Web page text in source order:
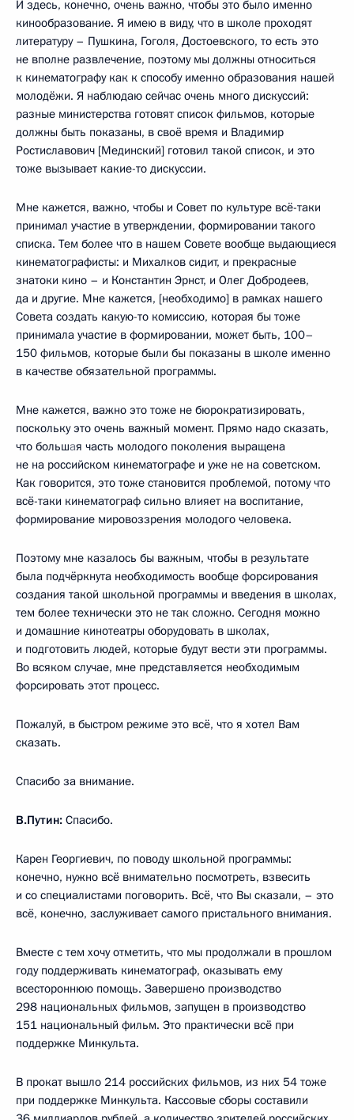
И здесь, конечно, очень важно, чтобы это было именно
кинообразование. Я имею в виду, что в школе проходят
литературу – Пушкина, Гоголя, Достоевского, то есть это
не вполне развлечение, поэтому мы должны относиться
к кинематографу как к способу именно образования нашей
молодёжи. Я наблюдаю сейчас очень много дискуссий:
разные министерства готовят список фильмов, которые
должны быть показаны, в своё время и Владимир
Ростиславович [Мединский] готовил такой список, и это
тоже вызывает какие-то дискуссии.
Мне кажется, важно, чтобы и Совет по культуре всё-таки
принимал участие в утверждении, формировании такого
списка. Тем более что в нашем Совете вообще выдающиеся
кинематографисты: и Михалков сидит, и прекрасные
знатоки кино – и Константин Эрнст, и Олег Добродеев,
да и другие. Мне кажется, [необходимо] в рамках нашего
Совета создать какую-то комиссию, которая бы тоже
принимала участие в формировании, может быть, 100–
150 фильмов, которые были бы показаны в школе именно
в качестве обязательной программы.
Мне кажется, важно это тоже не бюрократизировать,
поскольку это очень важный момент. Прямо надо сказать,
что большая часть молодого поколения выращена
не на российском кинематографе и уже не на советском.
Как говорится, это тоже становится проблемой, потому что
всё-таки кинематограф сильно влияет на воспитание,
формирование мировоззрения молодого человека.
Поэтому мне казалось бы важным, чтобы в результате
была подчёркнута необходимость вообще форсирования
создания такой школьной программы и введения в школах,
тем более технически это не так сложно. Сегодня можно
и домашние кинотеатры оборудовать в школах,
и подготовить людей, которые будут вести эти программы.
Во всяком случае, мне представляется необходимым
форсировать этот процесс.
Пожалуй, в быстром режиме это всё, что я хотел Вам
сказать.
Спасибо за внимание.
В.Путин: Спасибо.
Карен Георгиевич, по поводу школьной программы:
конечно, нужно всё внимательно посмотреть, взвесить
и со специалистами поговорить. Всё, что Вы сказали, – это
всё, конечно, заслуживает самого пристального внимания.
Вместе с тем хочу отметить, что мы продолжали в прошлом
году поддерживать кинематограф, оказывать ему
всестороннюю помощь. Завершено производство
298 национальных фильмов, запущен в производство
151 национальный фильм. Это практически всё при
поддержке Минкульта.
В прокат вышло 214 российских фильмов, из них 54 тоже
при поддержке Минкульта. Кассовые сборы составили